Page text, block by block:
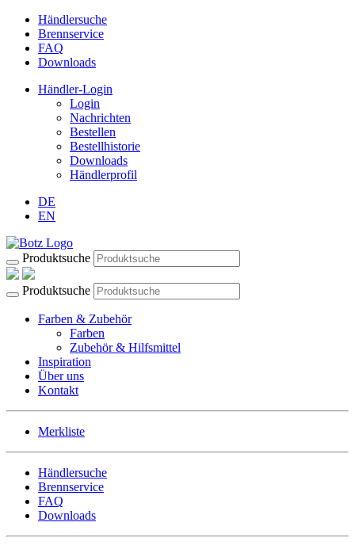
Händlersuche
Brennservice
FAQ
Downloads
Händler-Login
Login
Nachrichten
Bestellen
Bestellhistorie
Downloads
Händlerprofil
DE
EN
Produktsuche
Produktsuche
Farben & Zubehör
Farben
Zubehör & Hilfsmittel
Inspiration
Über uns
Kontakt
Merkliste
Händlersuche
Brennservice
FAQ
Downloads